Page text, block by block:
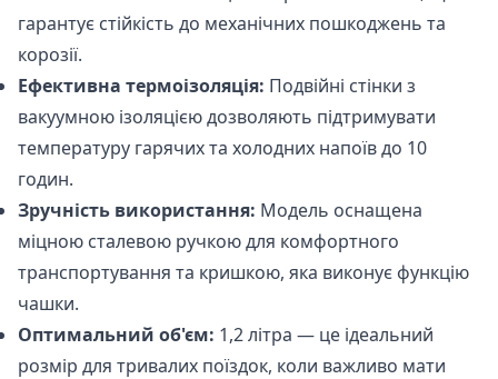
гарантує стійкість до механічних пошкоджень та
корозії.
Ефективна термоізоляція: Подвійні стінки з
вакуумною ізоляцією дозволяють підтримувати
температуру гарячих та холодних напоїв до 10
годин.
Зручність використання: Модель оснащена
міцною сталевою ручкою для комфортного
транспортування та кришкою, яка виконує функцію
чашки.
Оптимальний об'єм: 1,2 літра — це ідеальний
розмір для тривалих поїздок, коли важливо мати